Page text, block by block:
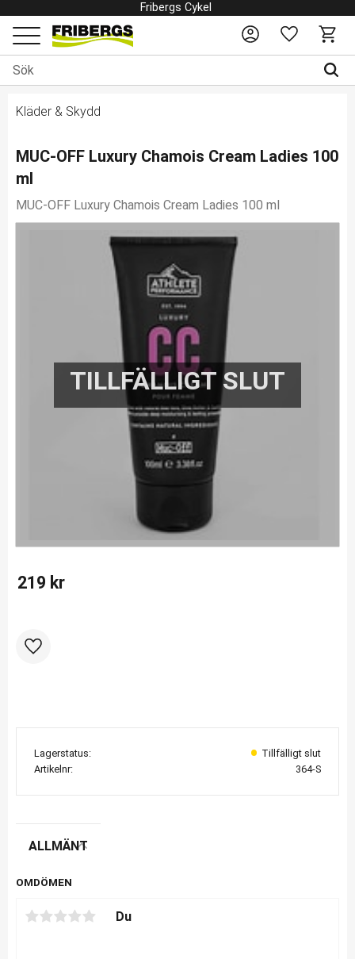
Meny
Fribergs Cykel
Favoriter
Kläder & Skydd
MUC-OFF Luxury Chamois Cream Ladies 100
ml
MUC-OFF Luxury Chamois Cream Ladies 100 ml
219 kr
Lägg till i favoriter
Lagerstatus
Artikelnr
364-S
ALLMÄNT
OMDÖMEN
Du